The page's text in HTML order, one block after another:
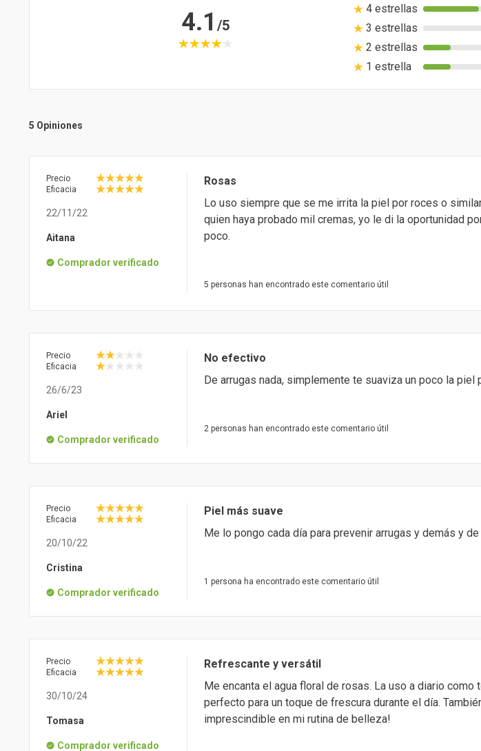
4.1 /5
4 estrellas
3 estrellas
2 estrellas
1 estrella
5 Opiniones
Precio
Eficacia
22/11/22
Aitana
Comprador verificado
Rosas
Lo uso siempre que se me irrita la piel por roces o
quien haya probado mil cremas, yo le di la oportunidad
poco.
5 personas han encontrado este comentario útil
Precio
Eficacia
26/6/23
Ariel
Comprador verificado
No efectivo
De arrugas nada, simplemente te suaviza un poco la
2 personas han encontrado este comentario útil
Precio
Eficacia
20/10/22
Cristina
Comprador verificado
Piel más suave
Me lo pongo cada día para prevenir arrugas y demás y
1 persona ha encontrado este comentario útil
Precio
Eficacia
30/10/24
Tomasa
Comprador verificado
Refrescante y versátil
Me encanta el agua floral de rosas. La uso a diario
perfecto para un toque de frescura durante el día.
imprescindible en mi rutina de belleza!